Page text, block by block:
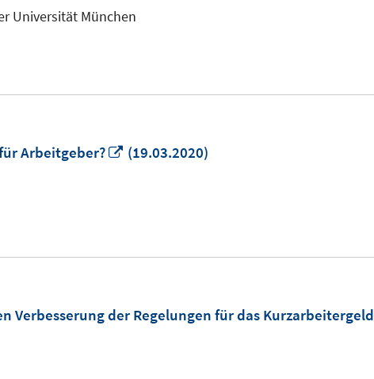
neuem
Universität München
Arbeitgeber?
In
(19.03.2020)
Verbesserung der Regelungen für das Kurzarbeitergeld